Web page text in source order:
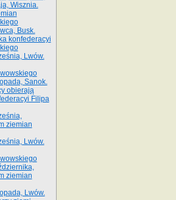
Wisznia.
Busk.
konfederacyi
Lwów.
Sanok.
obierają
Filipa
ziemian
Lwów.
ziemian
Lwów.